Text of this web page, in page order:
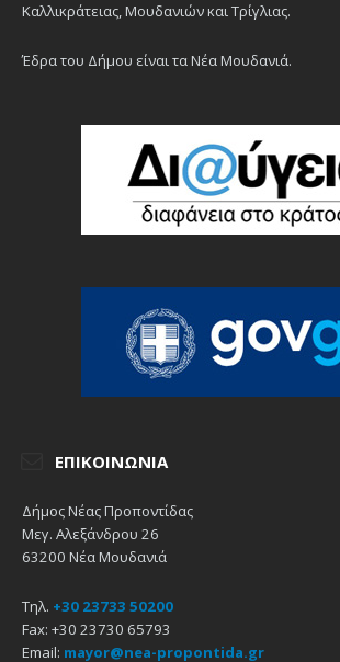
Καλλικράτειας, Μουδανιών και Τρίγλιας.
Έδρα του Δήμου είναι τα Νέα Μουδανιά.
ΕΠΙΚΟΙΝΩΝΊΑ
Δήμος Νέας Προποντίδας
Μεγ. Αλεξάνδρου 26
63200 Νέα Μουδανιά
Τηλ. +30 23733 50200
Fax: +30 23730 65793
Email: mayor@nea-propontida.gr